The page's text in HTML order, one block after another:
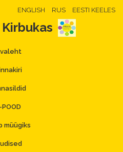
ENGLISH RUS EESTI KEELES
POOD
müügiks